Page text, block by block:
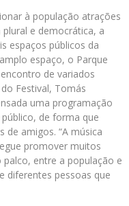
à população atrações
e democrática, a
espaços públicos da
espaço, o Parque
de variados
Festival, Tomás
uma programação
de forma que
amigos. “A música
promover muitos
entre a população e
diferentes pessoas que